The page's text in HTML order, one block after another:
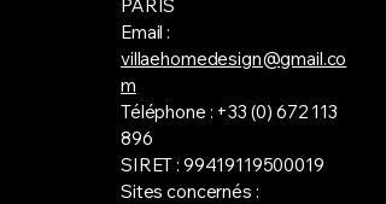
PARIS
Email :
villaehomedesign@gmail.co
m
Téléphone : +33 (0) 672 113
896
SIRET : 99419119500019
Sites concernés :